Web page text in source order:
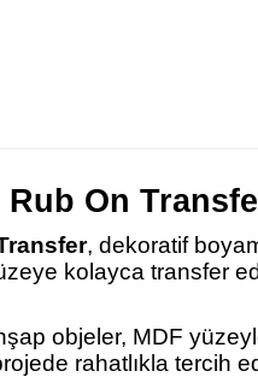
On
, dekoratif
yüzeye kolayca
objeler, MDF
rahatlıkla tercih